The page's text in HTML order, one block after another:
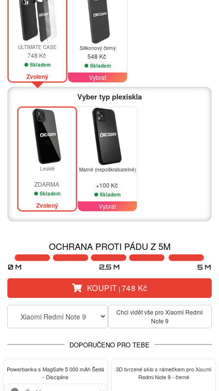
ULTIMATE CASE
748 Kč
Skladem
Zvolený
Silikonový černý
548 Kč
Skladem
Vybrat
Vyber typ plexiskla
Lesklé
ZDARMA
Skladem
Zvolený
Matné (nepoškrabatelné)
+100 Kč
Skladem
Vybrat
OCHRANA PROTI PÁDU Z 5M
KOUPIT | 748 Kč
Xiaomi Redmi Note 9
Chci vidět vše pro Xiaomi Redmi
Note 9
DOPORUČENO PRO TEBE
Powerbanka s MagSafe 5 000 mAh Šedá
- Discipline
-13%
3D tvrzené sklo s rámečkem pro Xiaomi
Redmi Note 9 - černé